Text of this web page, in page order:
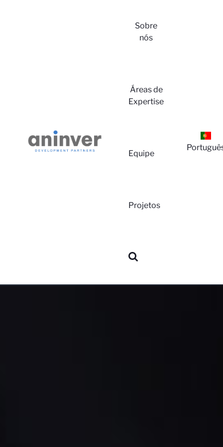
Sobre
nós
Áreas de
Expertise
Equipe
Projetos